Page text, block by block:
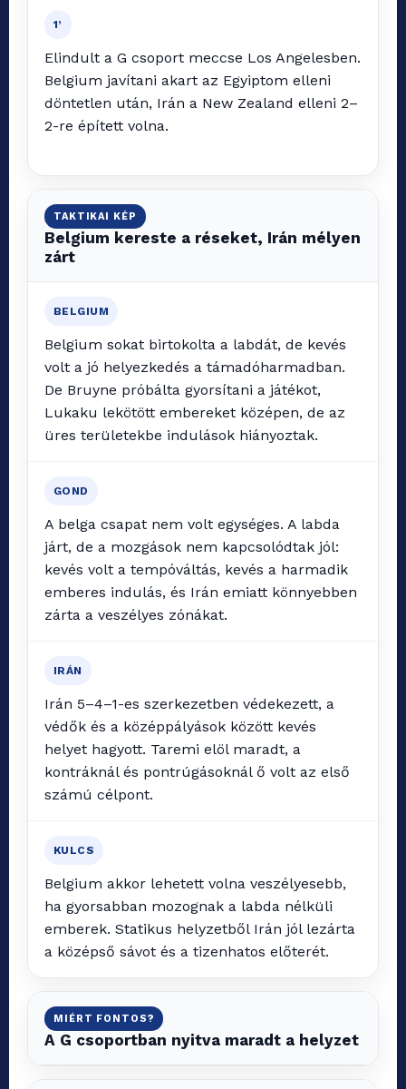
1’
Elindult a G csoport meccse Los Angelesben.
Belgium javítani akart az Egyiptom elleni
döntetlen után, Irán a New Zealand elleni 2–
2-re épített volna.
TAKTIKAI KÉP
Belgium kereste a réseket, Irán mélyen
zárt
BELGIUM
Belgium sokat birtokolta a labdát, de kevés
volt a jó helyezkedés a támadóharmadban.
De Bruyne próbálta gyorsítani a játékot,
Lukaku lekötött embereket középen, de az
üres területekbe indulások hiányoztak.
GOND
A belga csapat nem volt egységes. A labda
járt, de a mozgások nem kapcsolódtak jól:
kevés volt a tempóváltás, kevés a harmadik
emberes indulás, és Irán emiatt könnyebben
zárta a veszélyes zónákat.
IRÁN
Irán 5–4–1-es szerkezetben védekezett, a
védők és a középpályások között kevés
helyet hagyott. Taremi elöl maradt, a
kontráknál és pontrúgásoknál ő volt az első
számú célpont.
KULCS
Belgium akkor lehetett volna veszélyesebb,
ha gyorsabban mozognak a labda nélküli
emberek. Statikus helyzetből Irán jól lezárta
a középső sávot és a tizenhatos előterét.
MIÉRT FONTOS?
A G csoportban nyitva maradt a helyzet